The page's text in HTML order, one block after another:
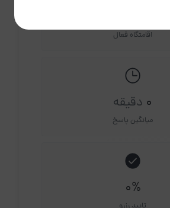
اقامتگاه فعال
0 دقیقه
میانگین پاسخ
0%